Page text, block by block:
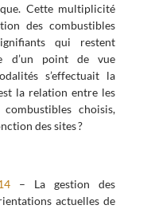
Cette multiplicité
des combustibles
qui restent
d’un point de vue
s’effectuait la
la relation entre les
choisis,
des sites ?
– La gestion des
actuelles de